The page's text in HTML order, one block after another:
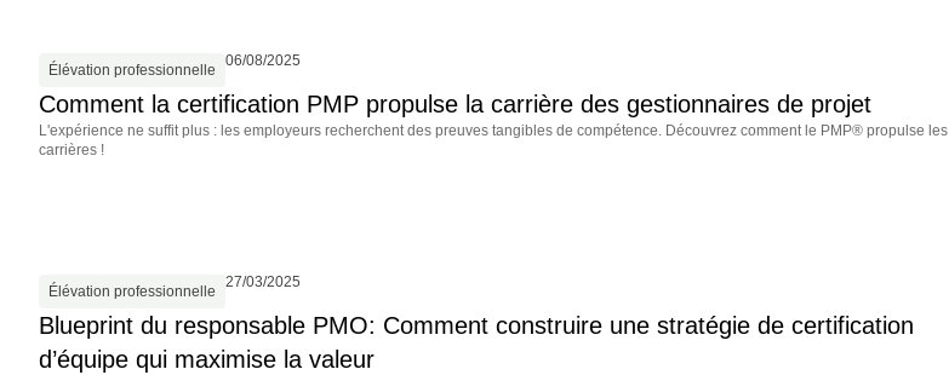
Élévation professionnelle
06/08/2025
Comment la certification PMP propulse la carrière des gestionnaires de projet
L'expérience ne suffit plus : les employeurs recherchent des preuves tangibles de compétence. Découvrez comment le PMP® propulse les
carrières !
Élévation professionnelle
27/03/2025
Blueprint du responsable PMO: Comment construire une stratégie de certification
d’équipe qui maximise la valeur